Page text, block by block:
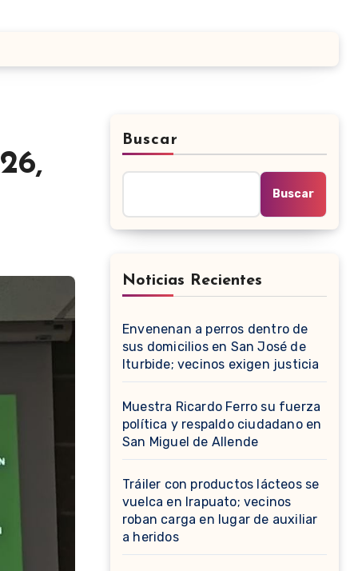
Buscar
Buscar
Noticias Recientes
Envenenan a perros dentro de
sus domicilios en San José de
Iturbide; vecinos exigen justicia
Muestra Ricardo Ferro su fuerza
política y respaldo ciudadano en
San Miguel de Allende
Tráiler con productos lácteos se
vuelca en Irapuato; vecinos
roban carga en lugar de auxiliar
a heridos